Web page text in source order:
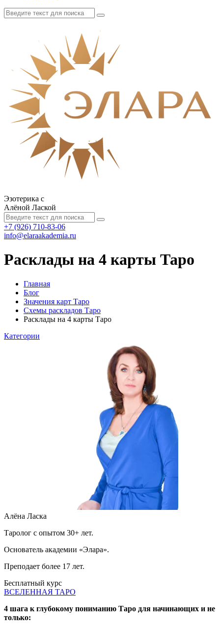
Эзотерика с
Алёной Лаской
+7 (926) 710-83-06
info@elaraakademia.ru
Расклады на 4 карты Таро
Главная
Блог
Значения карт Таро
Схемы раскладов Таро
Расклады на 4 карты Таро
Категории
Алёна Ласка
Таролог с опытом 30+ лет.
Основатель академии «Элара».
Преподает более 17 лет.
Бесплатный курс
ВСЕЛЕННАЯ ТАРО
4 шага к глубокому пониманию Таро для начинающих и не
только: